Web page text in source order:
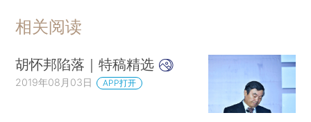
相关阅读
胡怀邦陷落｜特稿精选
2019年08月03日 APP打开